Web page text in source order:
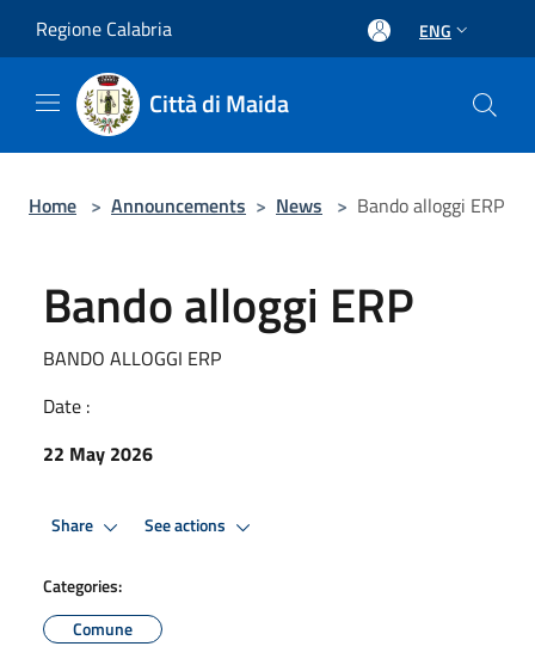
Regione Calabria ENG
Città di Maida
Home > Announcements > News > Bando alloggi ERP
Bando alloggi ERP
BANDO ALLOGGI ERP
Date :
22 May 2026
Share See actions
Categories:
Comune